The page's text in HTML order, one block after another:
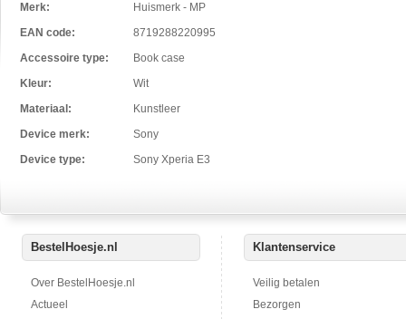
Merk:
Huismerk - MP
EAN code:
8719288220995
Accessoire type:
Book case
Kleur:
Wit
Materiaal:
Kunstleer
Device merk:
Sony
Device type:
Sony Xperia E3
BestelHoesje.nl
Over BestelHoesje.nl
Actueel
Klantenservice
Veilig betalen
Bezorgen